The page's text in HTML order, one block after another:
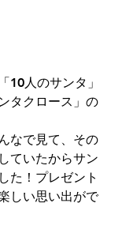
10人のサンタ」
タクロース」の
なで見て、その
ていたからサン
た！プレゼント
しい思い出がで